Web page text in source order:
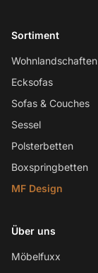
Sortiment
Wohnlandschaften
Ecksofas
Sofas & Couches
Sessel
Polsterbetten
Boxspringbetten
MF Design
Über uns
Möbelfuxx